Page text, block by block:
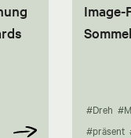
Image-
#Dreh
#präsent